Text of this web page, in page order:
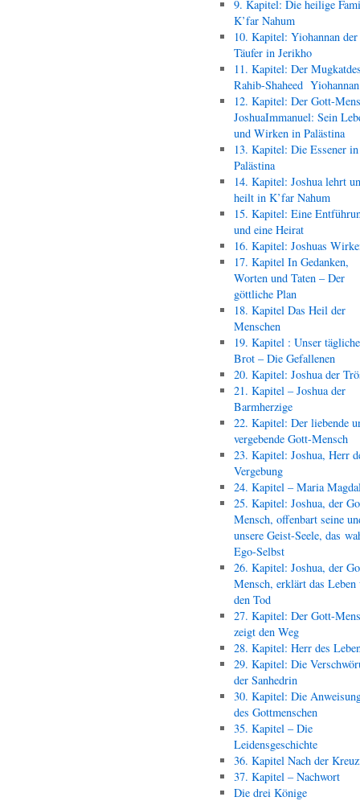
9. Kapitel: Die heilige
K’far Nahum
10. Kapitel: Yiohannan der
Täufer in Jerikho
11. Kapitel: Der
Rahib-Shaheed
12. Kapitel: Der Gott-
JoshuaImmanuel: Sein
und Wirken in Palästina
13. Kapitel: Die Essener in
Palästina
14. Kapitel: Joshua lehrt
heilt in K’far Nahum
15. Kapitel: Eine
und eine Heirat
16. Kapitel: Joshuas
17. Kapitel In Gedanken,
Worten und Taten – Der
göttliche Plan
18. Kapitel Das Heil der
Menschen
19. Kapitel : Unser
Brot – Die Gefallenen
20. Kapitel: Joshua der
21. Kapitel – Joshua der
Barmherzige
22. Kapitel: Der liebende
vergebende Gott-Mensch
23. Kapitel: Joshua, Herr
Vergebung
24. Kapitel – Maria
25. Kapitel: Joshua, der
Mensch, offenbart seine
unsere Geist-Seele, das
Ego-Selbst
26. Kapitel: Joshua, der
Mensch, erklärt das Leben
den Tod
27. Kapitel: Der Gott-
zeigt den Weg
28. Kapitel: Herr des
29. Kapitel: Die
der Sanhedrin
30. Kapitel: Die
des Gottmenschen
35. Kapitel – Die
Leidensgeschichte
36. Kapitel Nach der
37. Kapitel – Nachwort
Die drei Könige